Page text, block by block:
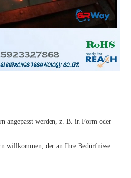
angepasst werden, z. B. in Form oder
willkommen, der an Ihre Bedürfnisse